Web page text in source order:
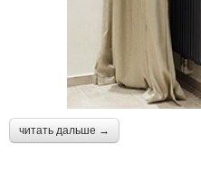
читать дальше →